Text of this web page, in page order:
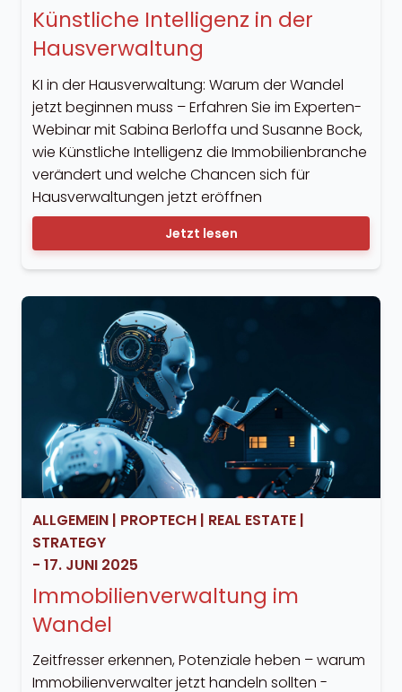
Künstliche Intelligenz in der
Hausverwaltung
KI in der Hausverwaltung: Warum der Wandel
jetzt beginnen muss – Erfahren Sie im Experten-
Webinar mit Sabina Berloffa und Susanne Bock,
wie Künstliche Intelligenz die Immobilienbranche
verändert und welche Chancen sich für
Hausverwaltungen jetzt eröffnen
Jetzt lesen
ALLGEMEIN| PROPTECH| REAL ESTATE|
STRATEGY
- 17. JUNI 2025
Immobilienverwaltung im
Wandel
Zeitfresser erkennen, Potenziale heben – warum
Immobilienverwalter jetzt handeln sollten -